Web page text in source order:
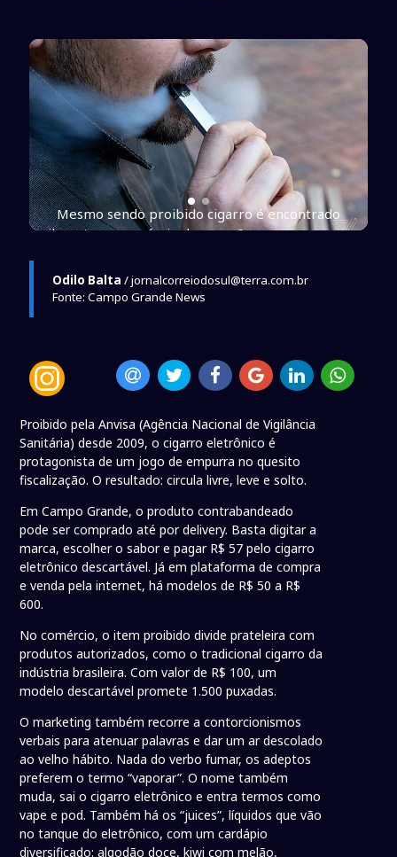
Mesmo sendo proibido cigarro é encontrado
facilmente no comércio do ramo [ expressremoçoes ]
Odilo Balta / jornalcorreiodosul@terra.com.br
Fonte: Campo Grande News
Proibido pela Anvisa (Agência Nacional de Vigilância
Sanitária) desde 2009, o cigarro eletrônico é
protagonista de um jogo de empurra no quesito
fiscalização. O resultado: circula livre, leve e solto.
Em Campo Grande, o produto contrabandeado
pode ser comprado até por delivery. Basta digitar a
marca, escolher o sabor e pagar R$ 57 pelo cigarro
eletrônico descartável. Já em plataforma de compra
e venda pela internet, há modelos de R$ 50 a R$
600.
No comércio, o item proibido divide prateleira com
produtos autorizados, como o tradicional cigarro da
indústria brasileira. Com valor de R$ 100, um
modelo descartável promete 1.500 puxadas.
O marketing também recorre a contorcionismos
verbais para atenuar palavras e dar um ar descolado
ao velho hábito. Nada do verbo fumar, os adeptos
preferem o termo “vaporar”. O nome também
muda, sai o cigarro eletrônico e entra termos como
vape e pod. Também há os “juices”, líquidos que vão
no tanque do eletrônico, com um cardápio
diversificado: algodão doce, kiwi com melão,